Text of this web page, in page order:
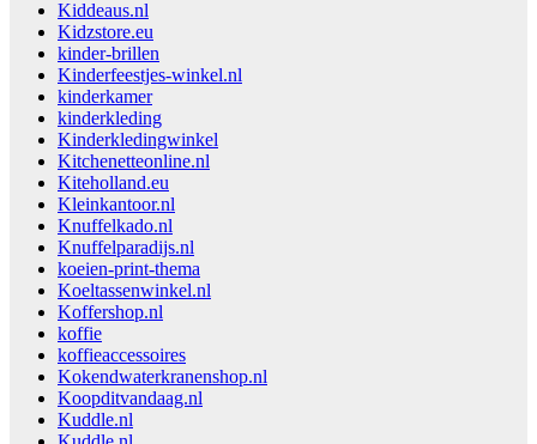
Kiddeaus.nl
Kidzstore.eu
kinder-brillen
Kinderfeestjes-winkel.nl
kinderkamer
kinderkleding
Kinderkledingwinkel
Kitchenetteonline.nl
Kiteholland.eu
Kleinkantoor.nl
Knuffelkado.nl
Knuffelparadijs.nl
koeien-print-thema
Koeltassenwinkel.nl
Koffershop.nl
koffie
koffieaccessoires
Kokendwaterkranenshop.nl
Koopditvandaag.nl
Kuddle.nl